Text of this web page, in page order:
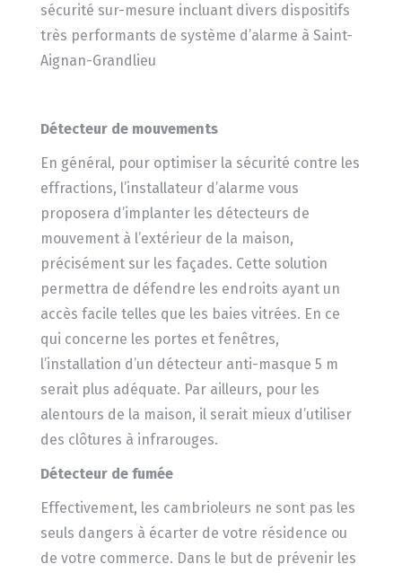
sécurité sur-mesure incluant divers dispositifs
très performants de système d’alarme à Saint-
Aignan-Grandlieu
Détecteur de mouvements
En général, pour optimiser la sécurité contre les
effractions, l’installateur d’alarme vous
proposera d’implanter les détecteurs de
mouvement à l’extérieur de la maison,
précisément sur les façades. Cette solution
permettra de défendre les endroits ayant un
accès facile telles que les baies vitrées. En ce
qui concerne les portes et fenêtres,
l’installation d’un détecteur anti-masque 5 m
serait plus adéquate. Par ailleurs, pour les
alentours de la maison, il serait mieux d’utiliser
des clôtures à infrarouges.
Détecteur de fumée
Effectivement, les cambrioleurs ne sont pas les
seuls dangers à écarter de votre résidence ou
de votre commerce. Dans le but de prévenir les